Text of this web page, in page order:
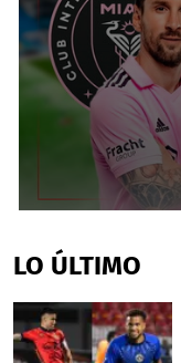
of
2
25
seconds
LO ÚLTIMO